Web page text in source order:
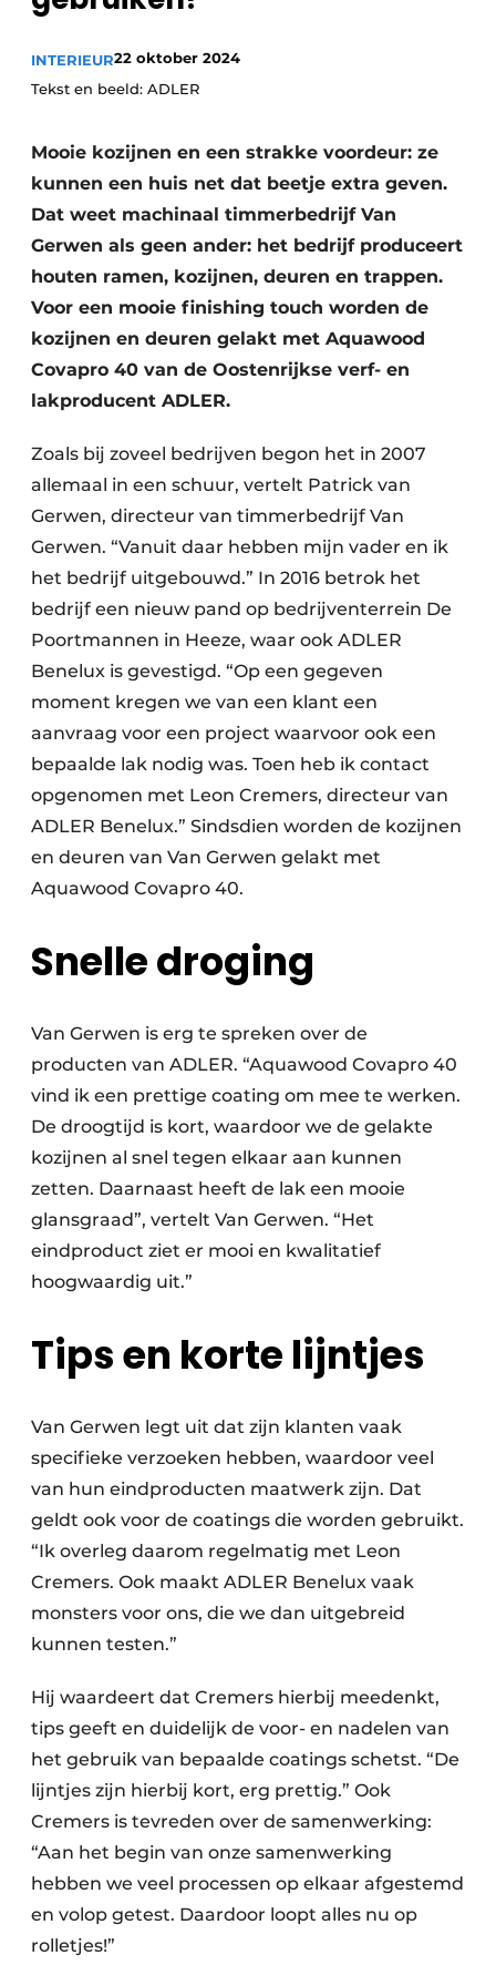
INTERIEUR22 oktober 2024
Tekst en beeld: ADLER
Mooie kozijnen en een strakke voordeur: ze
kunnen een huis net dat beetje extra geven.
Dat weet machinaal timmerbedrijf Van
Gerwen als geen ander: het bedrijf produceert
houten ramen, kozijnen, deuren en trappen.
Voor een mooie finishing touch worden de
kozijnen en deuren gelakt met Aquawood
Covapro 40 van de Oostenrijkse verf- en
lakproducent ADLER.
Zoals bij zoveel bedrijven begon het in 2007
allemaal in een schuur, vertelt Patrick van
Gerwen, directeur van timmerbedrijf Van
Gerwen. “Vanuit daar hebben mijn vader en ik
het bedrijf uitgebouwd.” In 2016 betrok het
bedrijf een nieuw pand op bedrijventerrein De
Poortmannen in Heeze, waar ook ADLER
Benelux is gevestigd. “Op een gegeven
moment kregen we van een klant een
aanvraag voor een project waarvoor ook een
bepaalde lak nodig was. Toen heb ik contact
opgenomen met Leon Cremers, directeur van
ADLER Benelux.” Sindsdien worden de kozijnen
en deuren van Van Gerwen gelakt met
Aquawood Covapro 40.
Snelle droging
Van Gerwen is erg te spreken over de
producten van ADLER. “Aquawood Covapro 40
vind ik een prettige coating om mee te werken.
De droogtijd is kort, waardoor we de gelakte
kozijnen al snel tegen elkaar aan kunnen
zetten. Daarnaast heeft de lak een mooie
glansgraad”, vertelt Van Gerwen. “Het
eindproduct ziet er mooi en kwalitatief
hoogwaardig uit.”
Tips en korte lijntjes
Van Gerwen legt uit dat zijn klanten vaak
specifieke verzoeken hebben, waardoor veel
van hun eindproducten maatwerk zijn. Dat
geldt ook voor de coatings die worden gebruikt.
“Ik overleg daarom regelmatig met Leon
Cremers. Ook maakt ADLER Benelux vaak
monsters voor ons, die we dan uitgebreid
kunnen testen.”
Hij waardeert dat Cremers hierbij meedenkt,
tips geeft en duidelijk de voor- en nadelen van
het gebruik van bepaalde coatings schetst. “De
lijntjes zijn hierbij kort, erg prettig.” Ook
Cremers is tevreden over de samenwerking:
“Aan het begin van onze samenwerking
hebben we veel processen op elkaar afgestemd
en volop getest. Daardoor loopt alles nu op
rolletjes!”